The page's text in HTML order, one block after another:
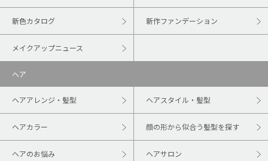
新色カタログ 新作ファンデーション
メイクアップニュース
ヘア
ヘアアレンジ・髪型 ヘアスタイル・髪型
ヘアカラー 顔の形から似合う髪型を探す
ヘアのお悩み ヘアサロン